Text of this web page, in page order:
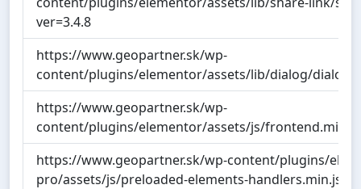
ver=3.4.8
https://www.geopartner.sk/wp-
content/plugins/elementor/assets/lib/dialog/
https://www.geopartner.sk/wp-
content/plugins/elementor/assets/js/
https://www.geopartner.sk/wp-content/plugins/
pro/assets/js/preloaded-elements-